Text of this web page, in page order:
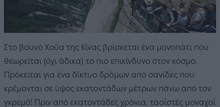
Στο βουνό Χούα της Κίνας βρίσκεται ένα μονοπάτι που
θεωρείται (όχι άδικα) το πιο επικίνδυνο στον κόσμο.
Πρόκειται για ένα δίκτυο δρόμων από σανίδες που
κρέμονται σε ύψος εκατοντάδων μέτρων πάνω από τον
γκρεμό! Πριν από εκατοντάδες χρόνια, ταοϊστές μοναχοί